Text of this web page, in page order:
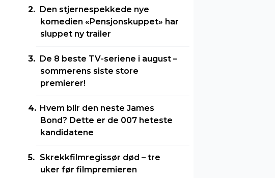
Den stjernespekkede nye
komedien «Pensjonskuppet» har
sluppet ny trailer
De 8 beste TV-seriene i august –
sommerens siste store
premierer!
Hvem blir den neste James
Bond? Dette er de 007 heteste
kandidatene
Skrekkfilmregissør død – tre
uker før filmpremieren